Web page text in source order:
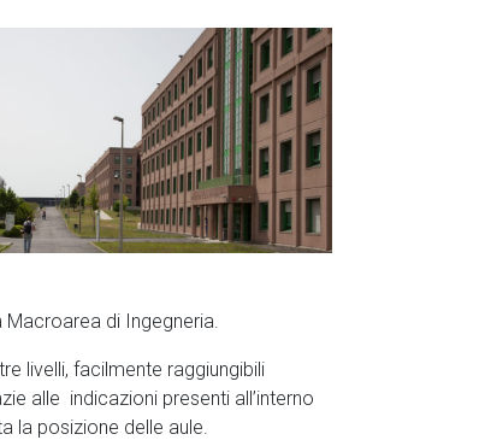
di Ingegneria.
livelli, facilmente raggiungibili
alle indicazioni presenti all’interno
la posizione delle aule.